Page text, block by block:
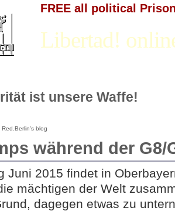
FREE all political
Libertad!
ist unsere Waffe!
Red.Berlin's blog
während der G8/
Juni 2015 findet in
mächtigen der Welt
dagegen etwas zu